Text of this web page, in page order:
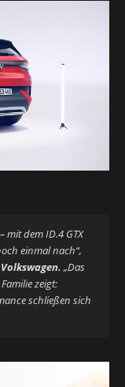
mit dem ID.4 GTX
einmal nach“,
„Das
zeigt:
schließen sich